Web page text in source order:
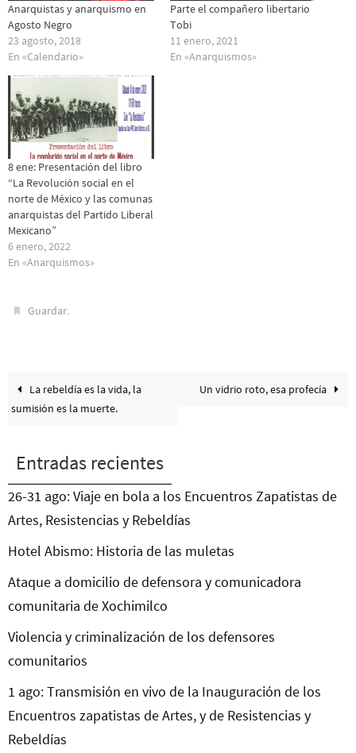
Anarquistas y anarquismo en
Agosto Negro
23 agosto, 2018
En «Calendario»
Parte el compañero libertario
Tobi
11 enero, 2021
En «Anarquismos»
8 ene: Presentación del libro
“La Revolución social en el
norte de México y las comunas
anarquistas del Partido Liberal
Mexicano”
6 enero, 2022
En «Anarquismos»
Guardar.
La rebeldía es la vida, la
sumisión es la muerte.
Un vidrio roto, esa profecía
Entradas recientes
26-31 ago: Viaje en bola a los Encuentros Zapatistas de
Artes, Resistencias y Rebeldías
Hotel Abismo: Historia de las muletas
Ataque a domicilio de defensora y comunicadora
comunitaria de Xochimilco
Violencia y criminalización de los defensores
comunitarios
1 ago: Transmisión en vivo de la Inauguración de los
Encuentros zapatistas de Artes, y de Resistencias y
Rebeldías